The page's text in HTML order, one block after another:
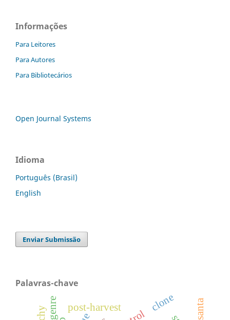
Informações
Para Leitores
Para Autores
Para Bibliotecários
Open Journal Systems
Idioma
Português (Brasil)
English
Enviar Submissão
Palavras-chave
post-harvest clone